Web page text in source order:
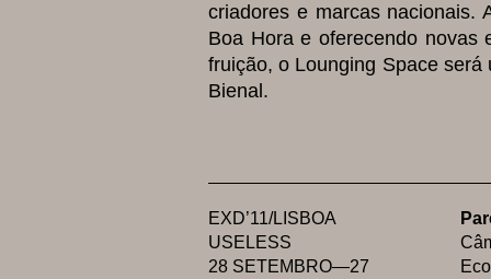
criadores e marcas nacionais.
Boa Hora e oferecendo novas
fruição, o Lounging Space
Bienal.
EXD’11/LISBOA
USELESS
28 SETEMBRO—27